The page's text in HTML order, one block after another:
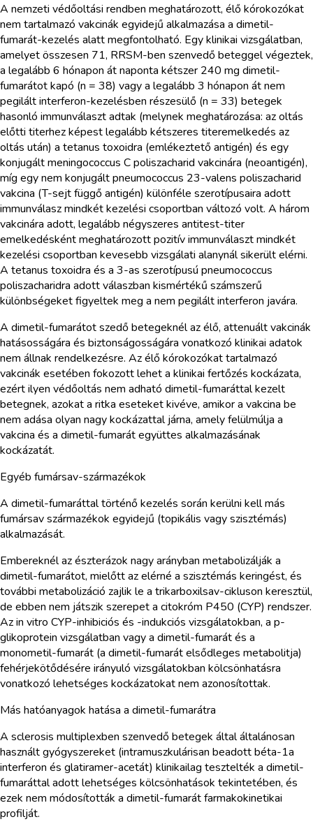
A nemzeti védőoltási rendben meghatározott, élő kórokozókat
nem tartalmazó vakcinák egyidejű alkalmazása a dimetil-
fumarát-kezelés alatt megfontolható. Egy klinikai vizsgálatban,
amelyet összesen 71, RRSM-ben szenvedő beteggel végeztek,
a legalább 6 hónapon át naponta kétszer 240 mg dimetil-
fumarátot kapó (n = 38) vagy a legalább 3 hónapon át nem
pegilált interferon-kezelésben részesülő (n = 33) betegek
hasonló immunválaszt adtak (melynek meghatározása: az oltás
előtti titerhez képest legalább kétszeres titeremelkedés az
oltás után) a tetanus toxoidra (emlékeztető antigén) és egy
konjugált meningococcus C poliszacharid vakcinára (neoantigén),
míg egy nem konjugált pneumococcus 23-valens poliszacharid
vakcina (T-sejt függő antigén) különféle szerotípusaira adott
immunválasz mindkét kezelési csoportban változó volt. A három
vakcinára adott, legalább négyszeres antitest-titer
emelkedésként meghatározott pozitív immunválaszt mindkét
kezelési csoportban kevesebb vizsgálati alanynál sikerült elérni.
A tetanus toxoidra és a 3-as szerotípusú pneumococcus
poliszacharidra adott válaszban kismértékű számszerű
különbségeket figyeltek meg a nem pegilált interferon javára.
A dimetil-fumarátot szedő betegeknél az élő, attenuált vakcinák
hatásosságára és biztonságosságára vonatkozó klinikai adatok
nem állnak rendelkezésre. Az élő kórokozókat tartalmazó
vakcinák esetében fokozott lehet a klinikai fertőzés kockázata,
ezért ilyen védőoltás nem adható dimetil-fumaráttal kezelt
betegnek, azokat a ritka eseteket kivéve, amikor a vakcina be
nem adása olyan nagy kockázattal járna, amely felülmúlja a
vakcina és a dimetil-fumarát együttes alkalmazásának
kockázatát.
Egyéb fumársav-származékok
A dimetil-fumaráttal történő kezelés során kerülni kell más
fumársav származékok egyidejű (topikális vagy szisztémás)
alkalmazását.
Embereknél az észterázok nagy arányban metabolizálják a
dimetil-fumarátot, mielőtt az elérné a szisztémás keringést, és
további metabolizáció zajlik le a trikarboxilsav-cikluson keresztül,
de ebben nem játszik szerepet a citokróm P450 (CYP) rendszer.
Az in vitro CYP-inhibiciós és -indukciós vizsgálatokban, a p-
glikoprotein vizsgálatban vagy a dimetil-fumarát és a
monometil-fumarát (a dimetil-fumarát elsődleges metabolitja)
fehérjekötődésére irányuló vizsgálatokban kölcsönhatásra
vonatkozó lehetséges kockázatokat nem azonosítottak.
Más hatóanyagok hatása a dimetil-fumarátra
A sclerosis multiplexben szenvedő betegek által általánosan
használt gyógyszereket (intramuszkulárisan beadott béta-1a
interferon és glatiramer-acetát) klinikailag tesztelték a dimetil-
fumaráttal adott lehetséges kölcsönhatások tekintetében, és
ezek nem módosították a dimetil-fumarát farmakokinetikai
profilját.